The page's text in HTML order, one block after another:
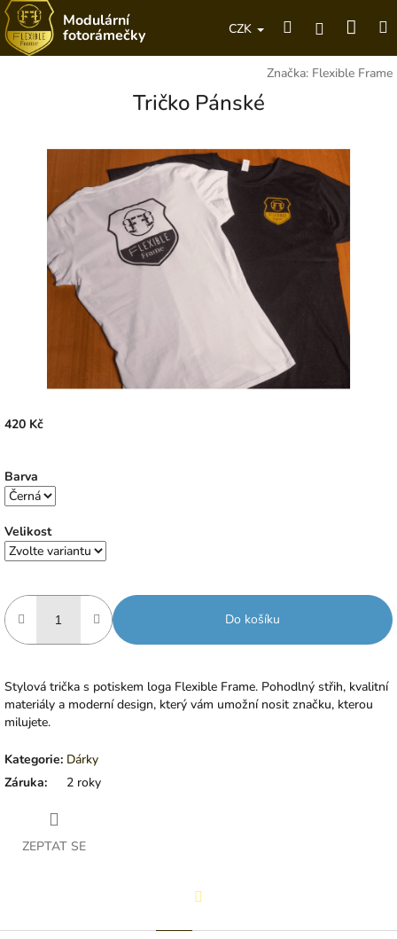
Přejít
na
obsah
Modulární
fotorámečky CZK HledatPřihlášení
Značka: Flexible Frame
Tričko Pánské
420 Kč
Barva
Velikost
Do košíku
Stylová trička s potiskem loga Flexible Frame. Pohodlný střih, kvalitní
materiály a moderní design, který vám umožní nosit značku, kterou
milujete.
Kategorie: Dárky
Záruka: 2 roky
ZEPTAT SE